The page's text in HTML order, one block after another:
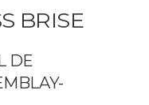
BRISE
DE